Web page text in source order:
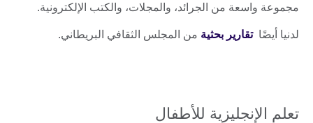
مجموعة واسعة من الجرائد، والمجلات، والكتب الإلكترونية.
لدنيا أيضًاتقارير بحثية من المجلس الثقافي البريطاني.
تعلم الإنجليزية للأطفال